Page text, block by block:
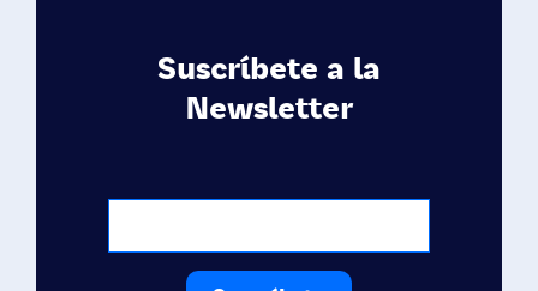
Suscríbete a la
Newsletter